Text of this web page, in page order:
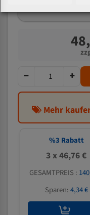
Mehr
%3 Rabatt
3 x 46,76 €
GESAMTPREIS :
Sparen:4,34 €